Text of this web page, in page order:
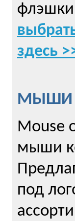
здесь
МЫШИ
Mouse
мыши
под